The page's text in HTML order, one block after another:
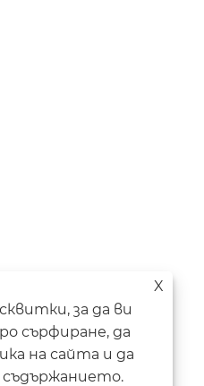
X
за да ви
сърфиране, да
на сайта и да
съдържанието.